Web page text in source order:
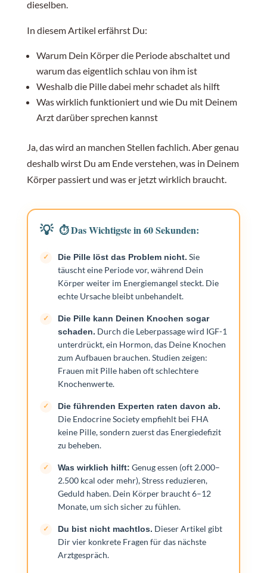
Frage 4: Die Erfolgskontrolle definieren
Häufig gestellte Fragen
dieselben.
In diesem Artikel erfährst Du:
Warum Dein Körper die Periode abschaltet und
warum das eigentlich schlau von ihm ist
Weshalb die Pille dabei mehr schadet als hilft
Was wirklich funktioniert und wie Du mit Deinem
Arzt darüber sprechen kannst
Ja, das wird an manchen Stellen fachlich. Aber genau
deshalb wirst Du am Ende verstehen, was in Deinem
Körper passiert und was er jetzt wirklich braucht.
⏱️ Das Wichtigste in 60 Sekunden:
Die Pille löst das Problem nicht. Sie
täuscht eine Periode vor, während Dein
Körper weiter im Energiemangel steckt. Die
echte Ursache bleibt unbehandelt.
Die Pille kann Deinen Knochen sogar
schaden. Durch die Leberpassage wird IGF-1
unterdrückt, ein Hormon, das Deine Knochen
zum Aufbauen brauchen. Studien zeigen:
Frauen mit Pille haben oft schlechtere
Knochenwerte.
Die führenden Experten raten davon ab.
Die Endocrine Society empfiehlt bei FHA
keine Pille, sondern zuerst das Energiedefizit
zu beheben.
Was wirklich hilft: Genug essen (oft 2.000–
2.500 kcal oder mehr), Stress reduzieren,
Geduld haben. Dein Körper braucht 6–12
Monate, um sich sicher zu fühlen.
Du bist nicht machtlos. Dieser Artikel gibt
Dir vier konkrete Fragen für das nächste
Arztgespräch.